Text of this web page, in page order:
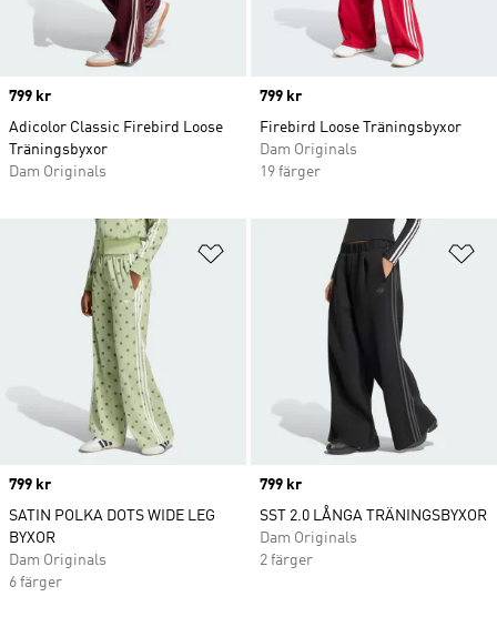
Price
799 kr
Adicolor Classic Firebird Loose
Träningsbyxor
Dam Originals
Price
799 kr
Firebird Loose Träningsbyxor
Dam Originals
19 färger
Lägg till på önskelistan
Price
799 kr
SATIN POLKA DOTS WIDE LEG
BYXOR
Dam Originals
6 färger
Price
799 kr
SST 2.0 LÅNGA TRÄNINGSBYXOR
Dam Originals
2 färger